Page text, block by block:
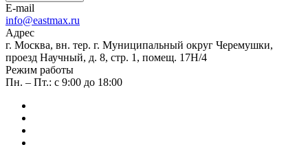
E-mail
info@eastmax.ru
Адрес
г. Москва, вн. тер. г. Муниципальный округ Черемушки,
проезд Научный, д. 8, стр. 1, помещ. 17Н/4
Режим работы
Пн. – Пт.: с 9:00 до 18:00